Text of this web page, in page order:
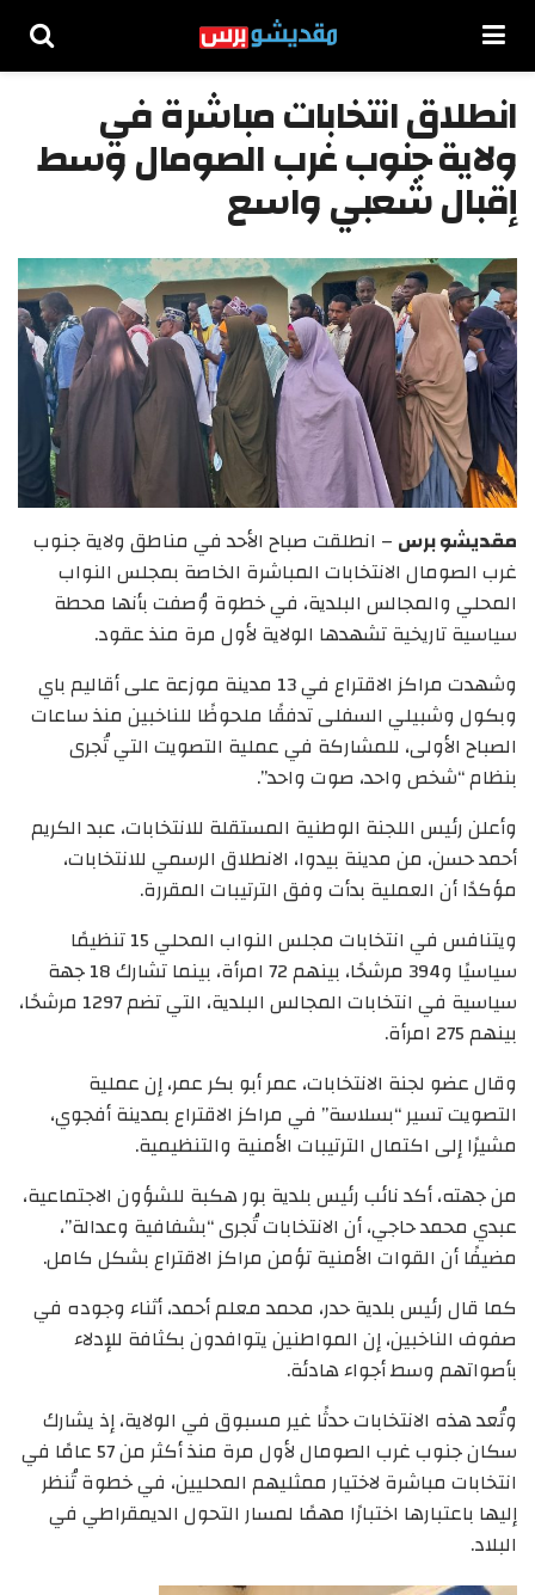
انطلاق انتخابات مباشرة في
ولاية جنوب غرب الصومال وسط
إقبال شعبي واسع
مقديشو برس – انطلقت صباح الأحد في مناطق ولاية جنوب
غرب الصومال الانتخابات المباشرة الخاصة بمجلس النواب
المحلي والمجالس البلدية، في خطوة وُصفت بأنها محطة
سياسية تاريخية تشهدها الولاية لأول مرة منذ عقود.
وشهدت مراكز الاقتراع في 13 مدينة موزعة على أقاليم باي
وبكول وشبيلي السفلى تدفقًا ملحوظًا للناخبين منذ ساعات
الصباح الأولى، للمشاركة في عملية التصويت التي تُجرى
بنظام “شخص واحد، صوت واحد”.
وأعلن رئيس اللجنة الوطنية المستقلة للانتخابات، عبد الكريم
أحمد حسن، من مدينة بيدوا، الانطلاق الرسمي للانتخابات،
مؤكدًا أن العملية بدأت وفق الترتيبات المقررة.
ويتنافس في انتخابات مجلس النواب المحلي 15 تنظيمًا
سياسيًا و394 مرشحًا، بينهم 72 امرأة، بينما تشارك 18 جهة
سياسية في انتخابات المجالس البلدية، التي تضم 1297 مرشحًا،
بينهم 275 امرأة.
وقال عضو لجنة الانتخابات، عمر أبو بكر عمر، إن عملية
التصويت تسير “بسلاسة” في مراكز الاقتراع بمدينة أفجوي،
مشيرًا إلى اكتمال الترتيبات الأمنية والتنظيمية.
من جهته، أكد نائب رئيس بلدية بور هكبة للشؤون الاجتماعية،
عبدي محمد حاجي، أن الانتخابات تُجرى “بشفافية وعدالة”،
مضيفًا أن القوات الأمنية تؤمن مراكز الاقتراع بشكل كامل.
كما قال رئيس بلدية حدر، محمد معلم أحمد، أثناء وجوده في
صفوف الناخبين، إن المواطنين يتوافدون بكثافة للإدلاء
بأصواتهم وسط أجواء هادئة.
وتُعد هذه الانتخابات حدثًا غير مسبوق في الولاية، إذ يشارك
سكان جنوب غرب الصومال لأول مرة منذ أكثر من 57 عامًا في
انتخابات مباشرة لاختيار ممثليهم المحليين، في خطوة تُنظر
إليها باعتبارها اختبارًا مهمًا لمسار التحول الديمقراطي في
البلاد.